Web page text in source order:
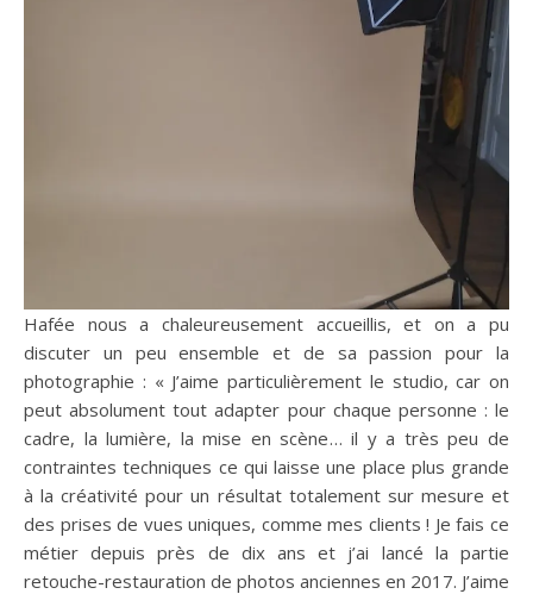
Hafée nous a chaleureusement accueillis, et on a pu
discuter un peu ensemble et de sa passion pour la
photographie : « J’aime particulièrement le studio, car on
peut absolument tout adapter pour chaque personne : le
cadre, la lumière, la mise en scène… il y a très peu de
contraintes techniques ce qui laisse une place plus grande
à la créativité pour un résultat totalement sur mesure et
des prises de vues uniques, comme mes clients ! Je fais ce
métier depuis près de dix ans et j’ai lancé la partie
retouche-restauration de photos anciennes en 2017. J’aime